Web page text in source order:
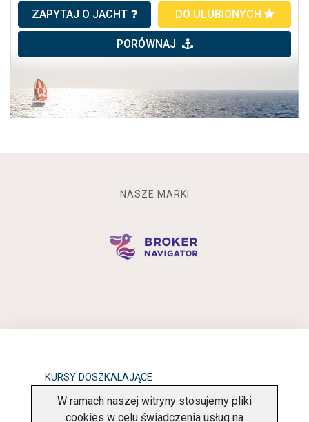
ZAPYTAJ O JACHT DO ULUBIONYCH
PORÓWNAJ
NASZE MARKI
KURSY DOSZKALAJĄCE
OBOWIĄZEK INFORMACYJNY
W ramach naszej witryny stosujemy pliki
cookies w celu świadczenia usług na